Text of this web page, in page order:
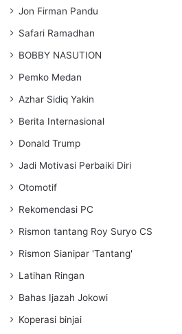
Jon Firman Pandu
Safari Ramadhan
BOBBY NASUTION
Pemko Medan
Azhar Sidiq Yakin
Berita Internasional
Donald Trump
Jadi Motivasi Perbaiki Diri
Otomotif
Rekomendasi PC
Rismon tantang Roy Suryo CS
Rismon Sianipar 'Tantang'
Latihan Ringan
Bahas Ijazah Jokowi
Koperasi binjai